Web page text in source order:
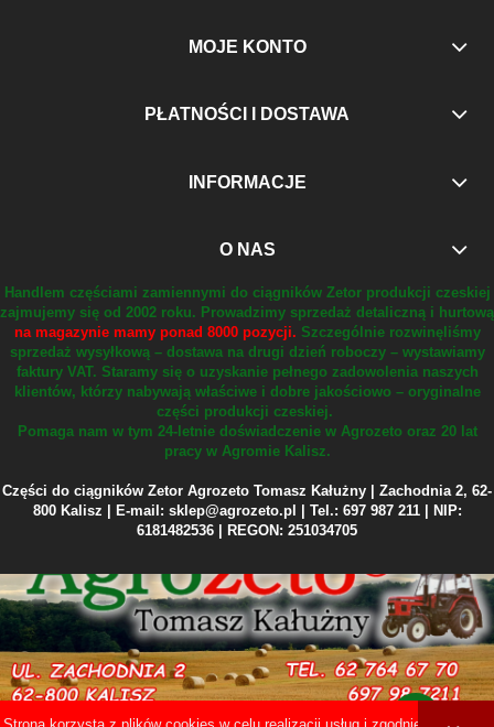
MOJE KONTO
PŁATNOŚCI I DOSTAWA
INFORMACJE
O NAS
Handlem częściami zamiennymi do ciągników Zetor produkcji czeskiej
zajmujemy się od 2002 roku. Prowadzimy sprzedaż detaliczną i hurtową
na magazynie mamy ponad 8000 pozycji. Szczególnie rozwinęliśmy
sprzedaż wysyłkową – dostawa na drugi dzień roboczy – wystawiamy
faktury VAT. Staramy się o uzyskanie pełnego zadowolenia naszych
klientów, którzy nabywają właściwe i dobre jakościowo – oryginalne
części produkcji czeskiej.
Pomaga nam w tym 24-letnie doświadczenie w Agrozeto oraz 20 lat
pracy w Agromie Kalisz.
Części do ciągników Zetor Agrozeto Tomasz Kałużny | Zachodnia 2, 62-
800 Kalisz | E-mail: sklep@agrozeto.pl | Tel.: 697 987 211 | NIP:
6181482536 | REGON: 251034705